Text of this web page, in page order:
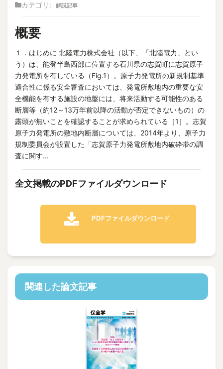
カテゴリ:
解説記事
概要
１．はじめに 北陸電力株式会社（以下、「北陸電力」とい
う）は、能登半島西部に位置する石川県の志賀町に志賀原子
力発電所を有している（Fig.1）。原子力発電所の新規制基準
適合性に係る安全審査においては、発電所敷地内の重要な安
全機能を有する施設の地盤には、将来活動する可能性のある
断層等（約12～13万年前以降の活動が否定できないもの）の
露頭が無いことを確認することが求められている［1］。志賀
原子力発電所の敷地内断層については、2014年より、原子力
規制委員会が設置した「志賀原子力発電所敷地内破砕帯の調
査に関す...
全文掲載のPDFファイルダウンロード
PDFファイルダウンロード
関連した論文記事